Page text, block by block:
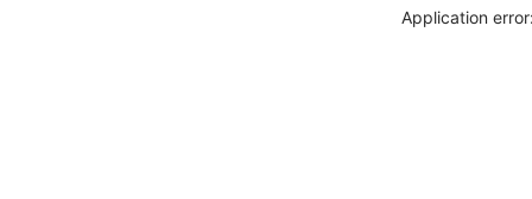
Application